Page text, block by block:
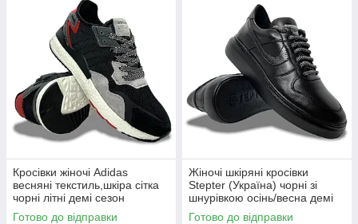
Кросівки жіночі Adidas
весняні текстиль,шкіра сітка
чорні літні демі сезон
Готово до відправки
Жіночі шкіряні кросівки
Stepter (Україна) чорні зі
шнурівкою осінь/весна демі
8044
Готово до відправки